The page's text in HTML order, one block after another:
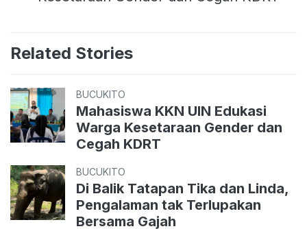
Related Stories
BUCUKITO
Mahasiswa KKN UIN Edukasi
Warga Kesetaraan Gender dan
Cegah KDRT
BUCUKITO
Di Balik Tatapan Tika dan Linda,
Pengalaman tak Terlupakan
Bersama Gajah